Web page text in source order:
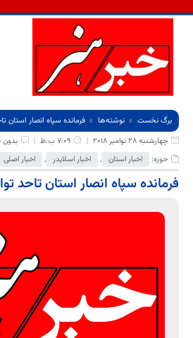
برگ نخست نوشته‌ها
فرمانده سپاه انصار
چهارشنبه 28 نوامبر 2018
7:09 ب.ظ بدون
حوزه:
اخبار استان , اخبار اسلایدر , اخبار اصلی
فرمانده سپاه انصار استان